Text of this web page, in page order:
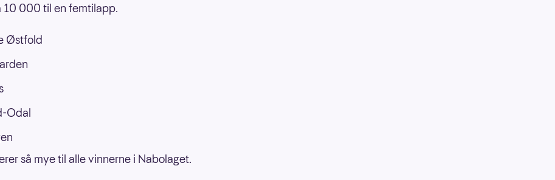
10 000 til en femtilapp.
Østfold
Odal
så mye til alle vinnerne i Nabolaget.